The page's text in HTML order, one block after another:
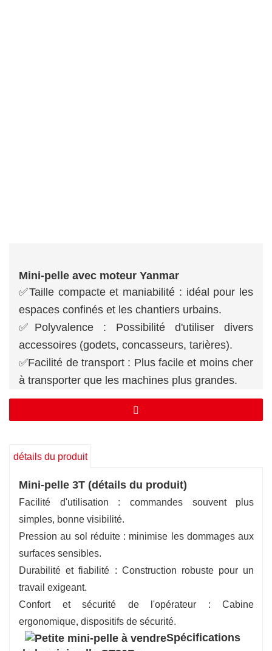
Mini-pelle avec moteur Yanmar
✅Taille compacte et maniabilité : idéal pour les
espaces confinés et les chantiers urbains.
✅Polyvalence : Possibilité d'utiliser divers
accessoires (godets, concasseurs, tarières).
✅Facilité de transport : Plus facile et moins cher
à transporter que les machines plus grandes.
✅Coûts d’exploitation réduits : Consommation
de carburant réduite et coûts de maintenance
✅Rapport efficacité/puissance/poids élevé :
détails du produit
Mini-pelle 3T (détails du produit)
Facilité d'utilisation : commandes souvent plus
simples, bonne visibilité.
Pression au sol réduite : minimise les dommages aux
surfaces sensibles.
Durabilité et fiabilité : Construction robuste pour un
travail exigeant.
Confort et sécurité de l'opérateur : Cabine
ergonomique, dispositifs de sécurité.
Spécifications